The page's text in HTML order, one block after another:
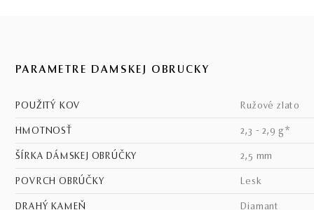
PARAMETRE DÁMSKEJ OBRÚČKY
POUŽITÝ KOV ružové zlato
HMOTNOSŤ 2,3 - 2,9 g*
ŠÍRKA DÁMSKEJ OBRÚČKY 2,5 mm
POVRCH OBRÚČKY lesk
DRAHÝ KAMEŇ diamant